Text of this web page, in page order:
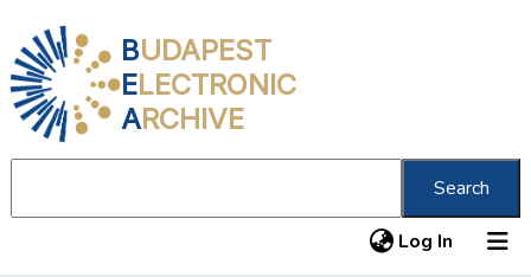
BUDAPEST
ELECTRONIC
ARCHIVE
Search
Log In (current)